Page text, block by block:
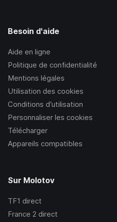
Besoin d'aide
Aide en ligne
Politique de confidentialité
Mentions légales
Utilisation des cookies
Conditions d’utilisation
Personnaliser les cookies
Télécharger
Appareils compatibles
Sur Molotov
TF1 direct
France 2 direct